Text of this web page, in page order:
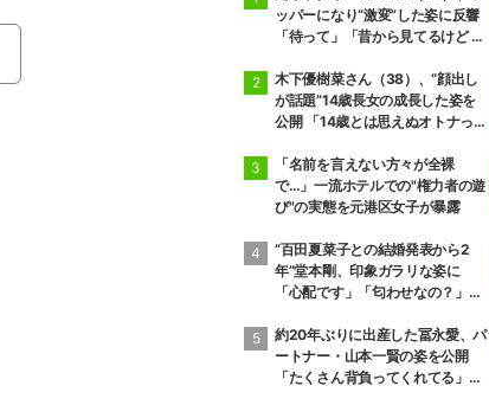
ッパーになり“激変”した姿に反響
「待って」「昔から見てるけど 最
木下優樹菜さん（38）、“顔出し
が話題”14歳長女の成長した姿を
公開 「14歳とは思えぬオトナっぽ
ぎる」など反響
「名前を言えない方々が全裸
で…」一流ホテルでの"権力者の遊
び"の実態を元港区女子が暴露
“百田夏菜子との結婚発表から2
年”堂本剛、印象ガラリな姿に
「心配です」「匂わせなの？」な
約20年ぶりに出産した冨永愛、パ
ートナー・山本一賢の姿を公開
「たくさん背負ってくれてる」感